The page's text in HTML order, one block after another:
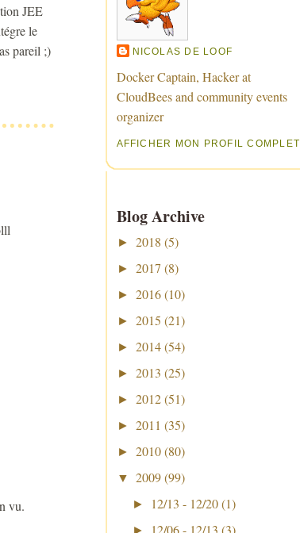
JEE
le
pareil ;)
vu.
NICOLAS DE LOOF
Docker Captain, Hacker at
CloudBees and community events
organizer
AFFICHER MON PROFIL COMPLET
Blog Archive
► 2018 (5)
► 2017 (8)
► 2016 (10)
► 2015 (21)
► 2014 (54)
► 2013 (25)
► 2012 (51)
► 2011 (35)
► 2010 (80)
▼ 2009 (99)
► 12/13 - 12/20 (1)
► 12/06 - 12/13 (3)